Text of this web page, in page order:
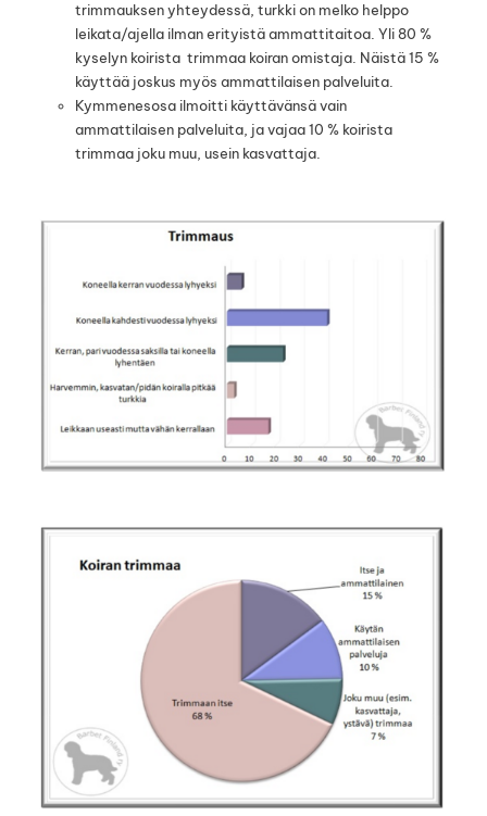
trimmauksen yhteydessä, turkki on melko helppo
leikata/ajella ilman erityistä ammattitaitoa. Yli 80 %
kyselyn koirista trimmaa koiran omistaja. Näistä 15 %
käyttää joskus myös ammattilaisen palveluita.
Kymmenesosa ilmoitti käyttävänsä vain
ammattilaisen palveluita, ja vajaa 10 % koirista
trimmaa joku muu, usein kasvattaja.